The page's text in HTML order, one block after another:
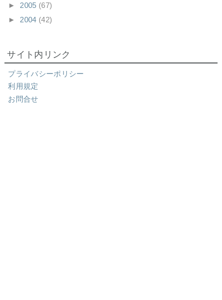
► 2005 (67)
► 2004 (42)
サイト内リンク
プライバシーポリシー
利用規定
お問合せ